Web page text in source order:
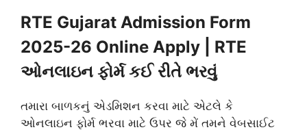
RTE Gujarat Admission Form
2025-26 Online Apply | RTE
ઓનલાઇન ફોર્મ કઈ રીતે ભરવું
તમારા બાળકનું એડમિશન કરવા માટે એટલે કે
ઓનલાઇન ફોર્મ ભરવા માટે ઉપર જે મેં તમને વેબસાઈટ